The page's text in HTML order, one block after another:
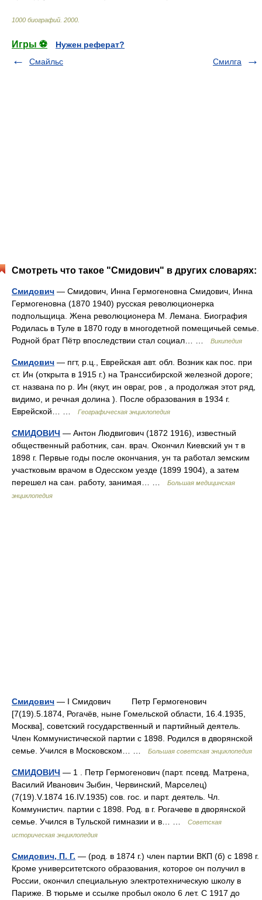
1000 биографий 2000
Игры ⚽
Нужен реферат?
Смайльс
Смилга
Смотреть что такое "Смидович" в других словарях:
Смидович — Смидович, Инна Гермогеновна Смидович, Инна
Гермогеновна (1870 1940) русская революционерка
подпольщица. Жена революционера М. Лемана. Биография
Родилась в Туле в 1870 году в многодетной помещичьей семье.
Родной брат Пётр впоследствии стал социал… …
Википедия
Смидович — пгт, р.ц., Еврейская авт. обл. Возник как пос. при
ст. Ин (открыта в 1915 г.) на Транссибирской железной дороге;
ст. названа по р. Ин (якут, ин овраг, ров , а продолжая этот ряд,
видимо, и речная долина ). После образования в 1934 г.
Еврейской… …
Географическая энциклопедия
СМИДОВИЧ — Антон Людвигович (1872 1916), известный
общественный работник, сан. врач. Окончил Киевский ун т в
1898 г. Первые годы после окончания, ун та работал земским
участковым врачом в Одесском уезде (1899 1904), а затем
перешел на сан. работу, занимая… …
Большая медицинская
энциклопедия
Смидович — I Смидович Петр Гермогенович
[7(19).5.1874, Рогачёв, ныне Гомельской области, 16.4.1935,
Москва], советский государственный и партийный деятель.
Член Коммунистической партии с 1898. Родился в дворянской
семье. Учился в Московском… …
Большая советская энциклопедия
СМИДОВИЧ — 1 . Петр Гермогенович (парт. псевд. Матрена,
Василий Иванович Зыбин, Червинский, Марселец)
(7(19).V.1874 16.IV.1935) сов. гос. и парт. деятель. Чл.
Коммунистич. партии с 1898. Род. в г. Рогачеве в дворянской
семье. Учился в Тульской гимназии и в… …
Советская
историческая энциклопедия
Смидович, П. Г. — (род. в 1874 г.) член партии ВКП (б) с 1898 г.
Кроме университетского образования, которое он получил в
России, окончил специальную электротехническую школу в
Париже. В тюрьме и ссылке пробыл около 6 лет. С 1917 до